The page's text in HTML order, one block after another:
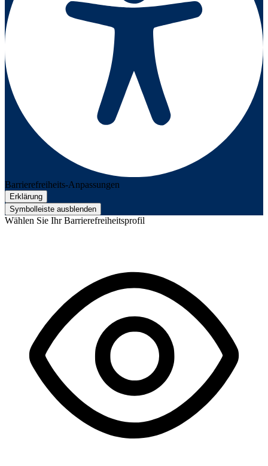
Barrierefreiheits-Anpassungen
Erklärung
Symbolleiste ausblenden
Wählen Sie Ihr Barrierefreiheitsprofil